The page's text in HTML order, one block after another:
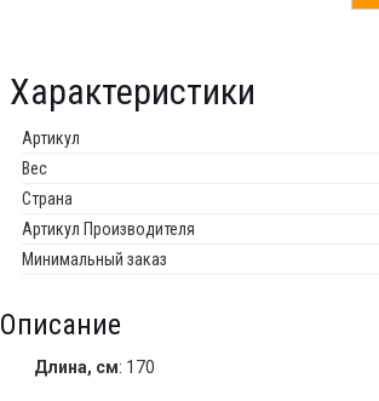
Характеристики
Артикул
Вес
Страна
Артикул Производителя
Минимальный заказ
Описание
Длина, см: 170